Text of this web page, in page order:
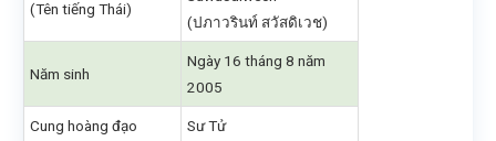
(Tên tiếng Thái)
(ปภาวรินท์ สวัสดิเวช)
Năm sinh
Ngày 16 tháng 8 năm
2005
Cung hoàng đạo Sư Tử